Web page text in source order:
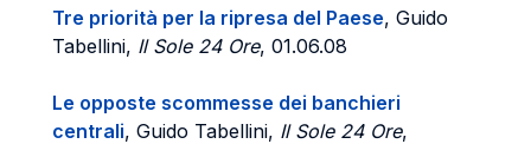
Tre priorità per la ripresa del Paese, Guido
Tabellini, Il Sole 24 Ore, 01.06.08
Le opposte scommesse dei banchieri
centrali, Guido Tabellini, Il Sole 24 Ore,